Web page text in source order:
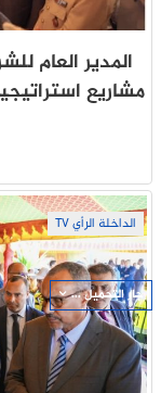
المدير العام
مشاريع
الداخلة الرأي TV
جار التحميل ...